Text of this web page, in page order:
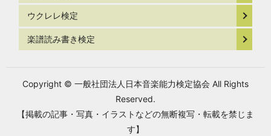
ウクレレ検定
楽譜読み書き検定
Copyright © 一般社団法人日本音楽能力検定協会 All Rights
Reserved.
【掲載の記事・写真・イラストなどの無断複写・転載を禁じま
す】